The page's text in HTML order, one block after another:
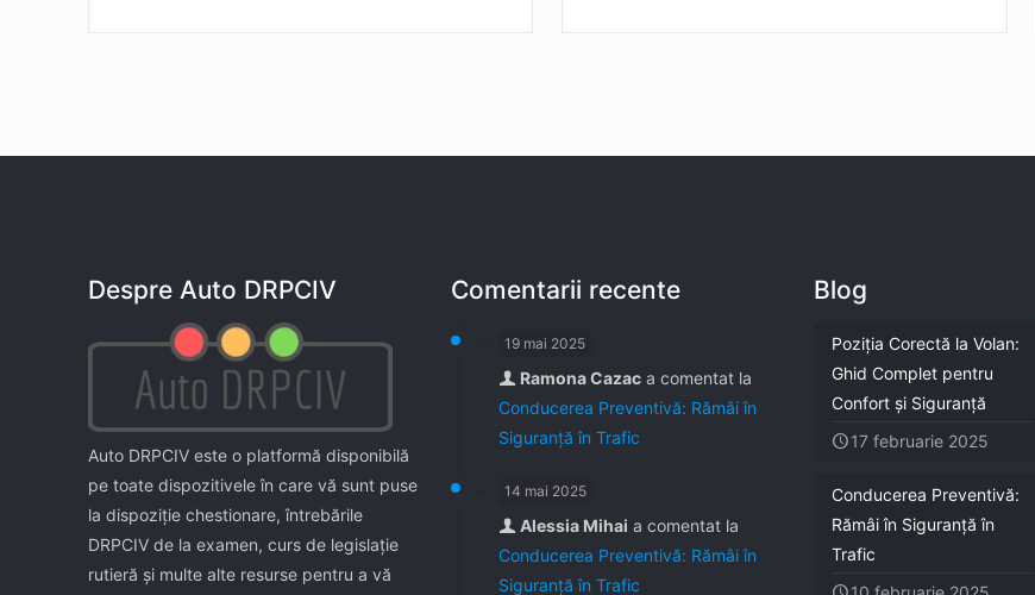
Despre Auto DRPCIV
Auto DRPCIV este o platformă disponibilă
pe toate dispozitivele în care vă sunt puse
la dispoziţie chestionare, întrebările
DRPCIV de la examen, curs de legislaţie
rutieră şi multe alte resurse pentru a vă
Comentarii recente
19 mai 2025
Ramona Cazac a comentat la
Conducerea Preventivă: Rămâi în
Siguranță în Trafic
14 mai 2025
Alessia Mihai a comentat la
Conducerea Preventivă: Rămâi în
Siguranță în Trafic
Blog
Poziția Corectă la Volan:
Ghid Complet pentru
Confort și Siguranță
17 februarie 2025
Conducerea Preventivă:
Rămâi în Siguranță în
Trafic